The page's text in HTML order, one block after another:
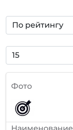
Фото
Наименование